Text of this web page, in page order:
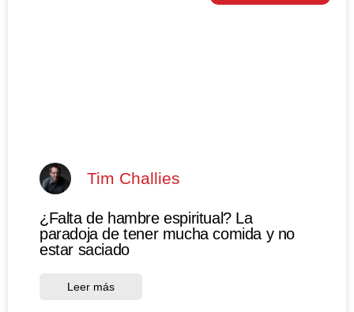
Tim Challies
¿Falta de hambre espiritual? La
paradoja de tener mucha comida y no
estar saciado
Leer más